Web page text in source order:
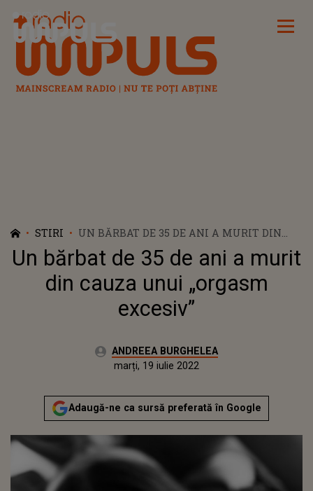
Radio Impuls
STIRI
UN BĂRBAT DE 35 DE ANI A MURIT DIN
CAUZA UNUI „ORGASM EXCESIV”
Un bărbat de 35 de ani a murit
din cauza unui „orgasm
excesiv”
Autor:ANDREEA BURGHELEA
Actualizat:
marți, 19 iulie 2022
Adaugă-ne ca sursă preferată în Google